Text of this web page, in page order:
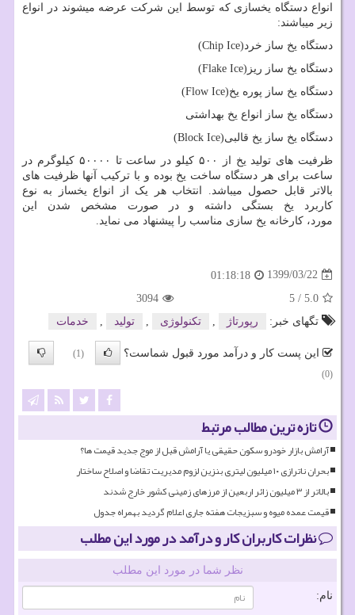
انواع دستگاه یخسازی که توسط این شرکت عرضه میشوند در انواع
زیر میباشند:
دستگاه یخ ساز خرد (Chip Ice)
دستگاه یخ ساز ریز (Flake Ice)
دستگاه یخ ساز پوره یخ(Flow Ice)
دستگاه یخ ساز انواع یخ بهداشتی
دستگاه یخ ساز یخ قالبی(Block Ice)
ظرفیت های تولید یخ از ۵۰۰ کیلو در ساعت تا ۵۰۰۰۰ کیلوگرم در
ساعت برای هر دستگاه ساخت یخ بوده و با ترکیب آنها ظرفیت های
بالاتر قابل حصول میباشد. انتخاب هر یک از انواع یخساز به نوع
کاربرد یخ بستگی داشته و در صورت مشخص شدن این
مورد، کارخانه یخ سازی مناسب را پیشنهاد می نماید.
1399/03/22
01:18:18
5.0
/
5
3094
تگهای خبر:
رپورتاژ , تكنولوژی , تولید , خدمات
این پست کار و درآمد مورد قبول شماست؟
(1)
(0)
تازه ترین مطالب مرتبط
آرامش بازار خودرو سکون حقیقی یا آرامش قبل از موج جدید قیمت ها؟
بحران ناترازی ۱۰ میلیون لیتری بنزین لزوم مدیریت تقاضا و اصلاح ساختار
بالاتر از ۳ میلیون زائر اربعین از مرزهای زمینی کشور خارج شدند
قیمت عمده میوه و سبزیجات هفته جاری اعلام گردید بهمراه جدول
نظرات کاربران کار و درآمد در مورد این مطلب
نظر شما در مورد این مطلب
نام: